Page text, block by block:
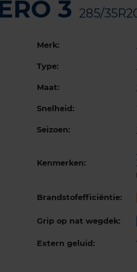
3 285/
Merk:
Type:
Maat:
Snelheid:
Seizoen:
Kenmerken:
Brandstofefficiëntie:
Grip op nat wegdek:
Extern geluid: